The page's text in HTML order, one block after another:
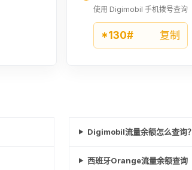
使用 Digimobil 手机拨号查询
*130# 复制
Digimobil流量余额怎么查询？
西班牙Orange流量余额查询